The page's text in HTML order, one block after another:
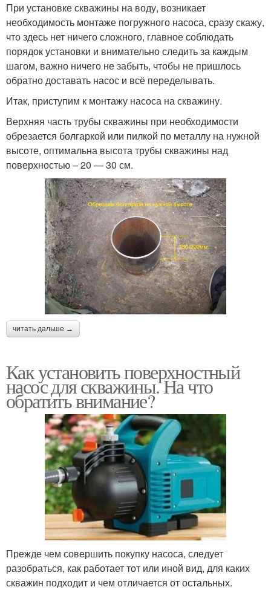
При установке скважины на воду, возникает
необходимость монтаже погружного насоса, сразу скажу,
что здесь нет ничего сложного, главное соблюдать
порядок установки и внимательно следить за каждым
шагом, важно ничего не забыть, чтобы не пришлось
обратно доставать насос и всё переделывать.
Итак, приступим к монтажу насоса на скважину.
Верхняя часть трубы скважины при необходимости
обрезается болгаркой или пилкой по металлу на нужной
высоте, оптимальна высота трубы скважины над
поверхностью – 20 — 30 см.
читать дальше →
Как установить поверхностный
насос для скважины. На что
обратить внимание?
Прежде чем совершить покупку насоса, следует
разобраться, как работает тот или иной вид, для каких
скважин подходит и чем отличается от остальных.